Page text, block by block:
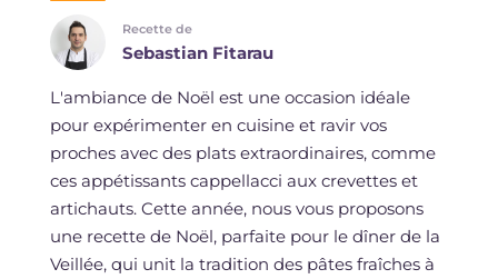
Recette de
Sebastian Fitarau
L'ambiance de Noël est une occasion idéale
pour expérimenter en cuisine et ravir vos
proches avec des plats extraordinaires, comme
ces appétissants cappellacci aux crevettes et
artichauts. Cette année, nous vous proposons
une recette de Noël, parfaite pour le dîner de la
Veillée, qui unit la tradition des pâtes fraîches à